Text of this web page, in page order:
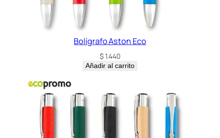
Bolígrafo Aston Eco
$1.440
Añadir al carrito